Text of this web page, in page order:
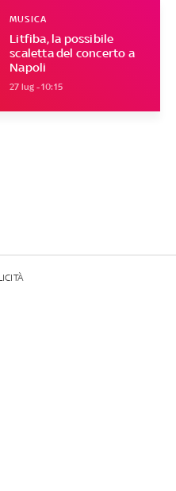
Litfiba, la possibile
scaletta del concerto a
Napoli
MUSICA
27 lug - 10:15